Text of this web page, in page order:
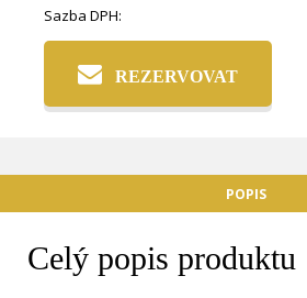
Sazba DPH:
REZERVOVAT
POPIS
Celý popis produktu